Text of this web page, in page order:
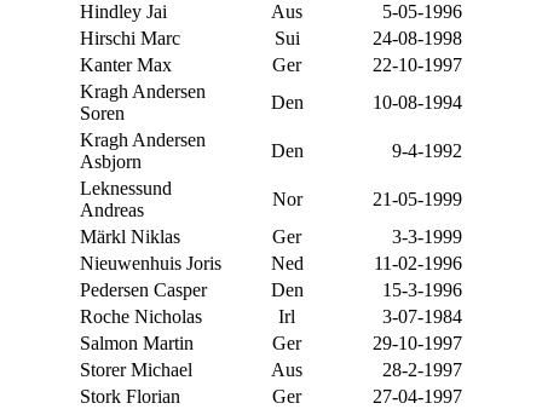
Hindley Jai Aus
5-05-1996
Hirschi Marc
Sui
24-08-1998
Kanter Max
Ger
22-10-1997
Kragh Andersen
Soren
Den
10-08-1994
Kragh Andersen
Asbjorn
Den
9-4-1992
Leknessund
Andreas
Nor
21-05-1999
Märkl Niklas
Ger
3-3-1999
Nieuwenhuis Joris
Ned
11-02-1996
Pedersen Casper
Den
15-3-1996
Roche Nicholas
Irl
3-07-1984
Salmon Martin
Ger
29-10-1997
Storer Michael
Aus
28-2-1997
Stork Florian
Ger
27-04-1997